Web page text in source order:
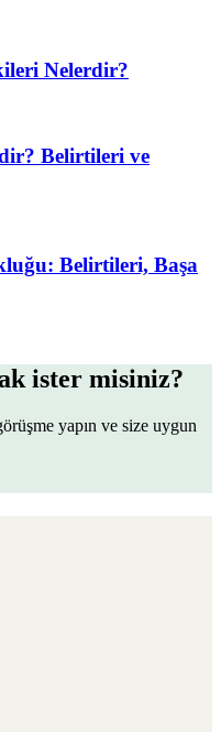
Nelerdir?
Belirtileri ve
Belirtileri, Başa
ister misiniz?
yapın ve size uygun